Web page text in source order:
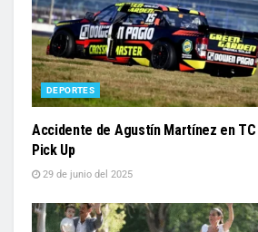
DEPORTES
Accidente de Agustín Martínez en TC
Pick Up
29 de junio del 2025